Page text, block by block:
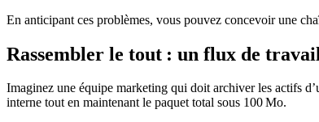
En anticipant ces problèmes, vous pouvez concevoir une
Rassembler le tout : un flux de
Imaginez une équipe marketing qui doit archiver les actifs
interne tout en maintenant le paquet total sous 100 Mo.